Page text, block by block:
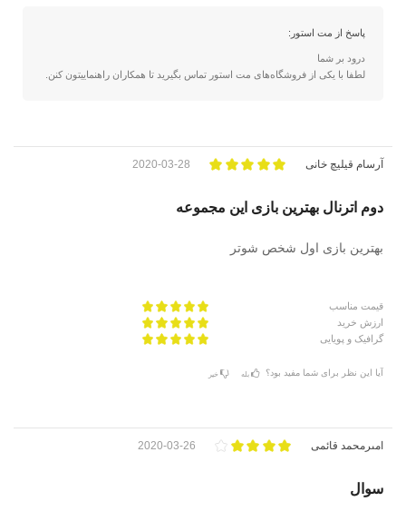
پاسخ از مت استور:
درود بر شما
لطفا با یکی از فروشگاه‌های مت استور تماس بگیرید تا همکاران راهنماییتون کنن.
آرسام قیلیچ خانی 2020-03-28
دوم اترنال بهترین بازی این مجموعه
بهترین بازی اول شخص شوتر
قیمت مناسب
ارزش خرید
گرافیک و پویایی
آیا این نظر برای شما مفید بود؟ بله خیر
امىرمحمد قائمى 2020-03-26
سوال